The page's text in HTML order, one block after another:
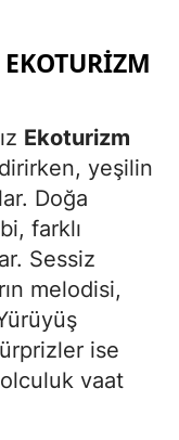
Ekoturizm
yeşilin
Doğa
farklı
Sessiz
melodisi,
ise
vaat